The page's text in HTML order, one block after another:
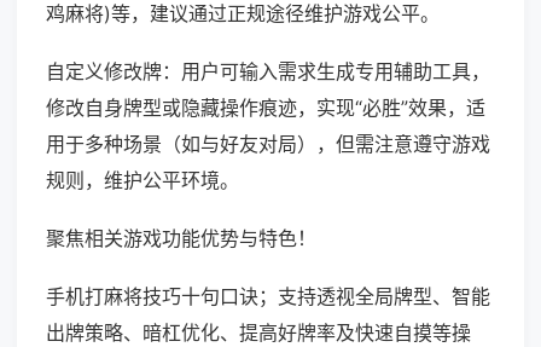
鸡麻将)等，建议通过正规途径维护游戏公平。
自定义修改牌：用户可输入需求生成专用辅助工具，
修改自身牌型或隐藏操作痕迹，实现“必胜”效果，适
用于多种场景（如与好友对局），但需注意遵守游戏
规则，维护公平环境。
聚焦相关游戏功能优势与特色！
手机打麻将技巧十句口诀；支持透视全局牌型、智能
出牌策略、暗杠优化、提高好牌率及快速自摸等操